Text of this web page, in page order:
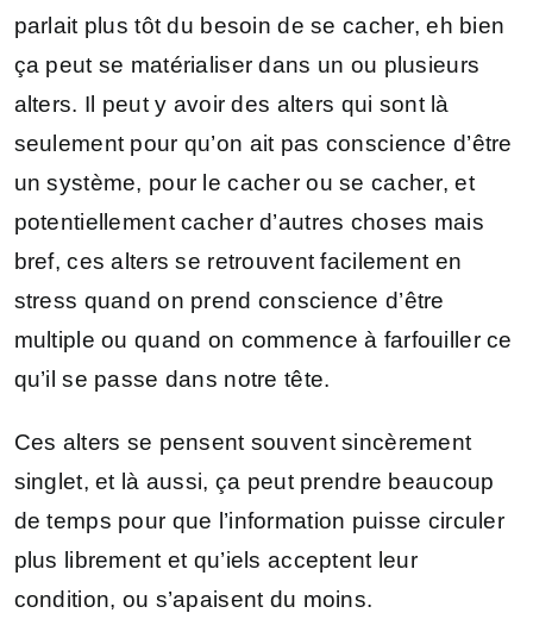
parlait plus tôt du besoin de se cacher, eh bien
ça peut se matérialiser dans un ou plusieurs
alters. Il peut y avoir des alters qui sont là
seulement pour qu’on ait pas conscience d’être
un système, pour le cacher ou se cacher, et
potentiellement cacher d’autres choses mais
bref, ces alters se retrouvent facilement en
stress quand on prend conscience d’être
multiple ou quand on commence à farfouiller ce
qu’il se passe dans notre tête.
Ces alters se pensent souvent sincèrement
singlet, et là aussi, ça peut prendre beaucoup
de temps pour que l’information puisse circuler
plus librement et qu’iels acceptent leur
condition, ou s’apaisent du moins.